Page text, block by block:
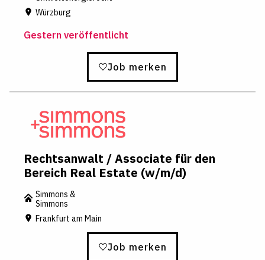
Würzburg
Gestern veröffentlicht
Job merken
Rechtsanwalt / Associate für den
Bereich Real Estate (w/m/d)
Simmons &
Simmons
Frankfurt am Main
Job merken